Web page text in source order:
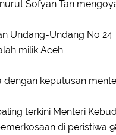
Sofyan Tan
Undang-Undang No
milik Aceh.
dengan keputusan
terkini Menteri
di peristiwa